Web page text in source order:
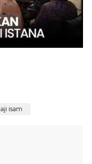
isam